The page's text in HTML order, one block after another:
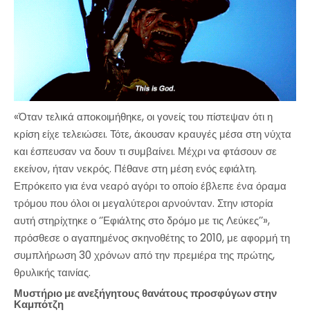
«Όταν τελικά αποκοιμήθηκε, οι γονείς του πίστεψαν ότι η
κρίση είχε τελειώσει. Τότε, άκουσαν κραυγές μέσα στη νύχτα
και έσπευσαν να δουν τι συμβαίνει. Μέχρι να φτάσουν σε
εκείνον, ήταν νεκρός. Πέθανε στη μέση ενός εφιάλτη.
Επρόκειτο για ένα νεαρό αγόρι το οποίο έβλεπε ένα όραμα
τρόμου που όλοι οι μεγαλύτεροι αρνούνταν. Στην ιστορία
αυτή στηρίχτηκε ο ‘’Εφιάλτης στο δρόμο με τις Λεύκες’’»,
πρόσθεσε ο αγαπημένος σκηνοθέτης το 2010, με αφορμή τη
συμπλήρωση 30 χρόνων από την πρεμιέρα της πρώτης,
θρυλικής ταινίας.
Μυστήριο με ανεξήγητους θανάτους προσφύγων στην
Καμπότζη